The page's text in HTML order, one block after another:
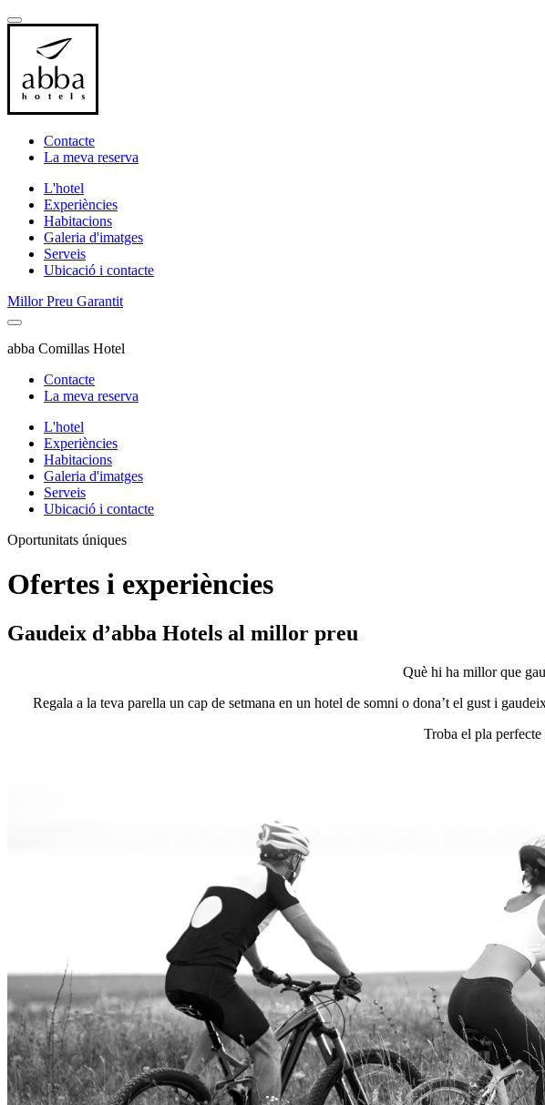
Contacte
La meva reserva
L'hotel
Experiències
Habitacions
Galeria d'imatges
Serveis
Ubicació i contacte
Millor Preu Garantit
abba Comillas Hotel
Contacte
La meva reserva
L'hotel
Experiències
Habitacions
Galeria d'imatges
Serveis
Ubicació i contacte
Oportunitats úniques
Ofertes i experiències
Gaudeix d’abba Hotels al millor preu
Què hi ha millor que
Regala a la teva parella un cap de setmana en un hotel de somni o dona’t el gust i
Troba el pla